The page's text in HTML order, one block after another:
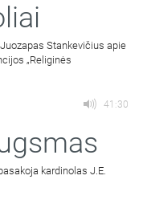
Stankevičius apie
„Religinės
41:30
kardinolas J.E.